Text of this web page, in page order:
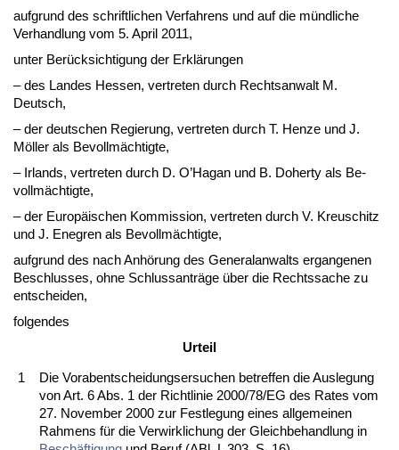
auf­grund des schrift­li­chen Ver­fah­rens und auf die münd­li­che
Ver­hand­lung vom 5. April 2011,
un­ter Berück­sich­ti­gung der Erklärun­gen
– des Lan­des Hes­sen, ver­tre­ten durch Rechts­an­walt M.
Deutsch,
– der deut­schen Re­gie­rung, ver­tre­ten durch T. Hen­ze und J.
Möller als Be­vollmäch­tig­te,
– Ir­lands, ver­tre­ten durch D. O’Ha­gan und B. Doh­er­ty als Be­
vollmäch­tig­te,
– der Eu­ropäischen Kom­mis­si­on, ver­tre­ten durch V. Kreu­schitz
und J. En­e­gren als Be­vollmäch­tig­te,
auf­grund des nach Anhörung des Ge­ne­ral­an­walts er­gan­ge­nen
Be­schlus­ses, oh­ne Schluss­anträge über die Rechts­sa­che zu
ent­schei­den,
fol­gen­des
Ur­teil
1
Die Vor­ab­ent­schei­dungs­er­su­chen be­tref­fen die Aus­le­gung
von Art. 6 Abs. 1 der Richt­li­nie 2000/78/EG des Ra­tes vom
27. No­vem­ber 2000 zur Fest­le­gung ei­nes all­ge­mei­nen
Rah­mens für die Ver­wirk­li­chung der Gleich­be­hand­lung in